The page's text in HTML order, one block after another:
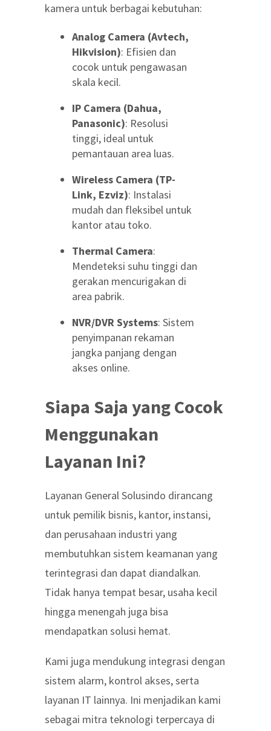
kamera untuk berbagai kebutuhan:
Analog Camera (Avtech,
Hikvision): Efisien dan
cocok untuk pengawasan
skala kecil.
IP Camera (Dahua,
Panasonic): Resolusi
tinggi, ideal untuk
pemantauan area luas.
Wireless Camera (TP-
Link, Ezviz): Instalasi
mudah dan fleksibel untuk
kantor atau toko.
Thermal Camera:
Mendeteksi suhu tinggi dan
gerakan mencurigakan di
area pabrik.
NVR/DVR Systems: Sistem
penyimpanan rekaman
jangka panjang dengan
akses online.
Siapa Saja yang Cocok
Menggunakan
Layanan Ini?
Layanan General Solusindo dirancang
untuk pemilik bisnis, kantor, instansi,
dan perusahaan industri yang
membutuhkan sistem keamanan yang
terintegrasi dan dapat diandalkan.
Tidak hanya tempat besar, usaha kecil
hingga menengah juga bisa
mendapatkan solusi hemat.
Kami juga mendukung integrasi dengan
sistem alarm, kontrol akses, serta
layanan IT lainnya. Ini menjadikan kami
sebagai mitra teknologi terpercaya di